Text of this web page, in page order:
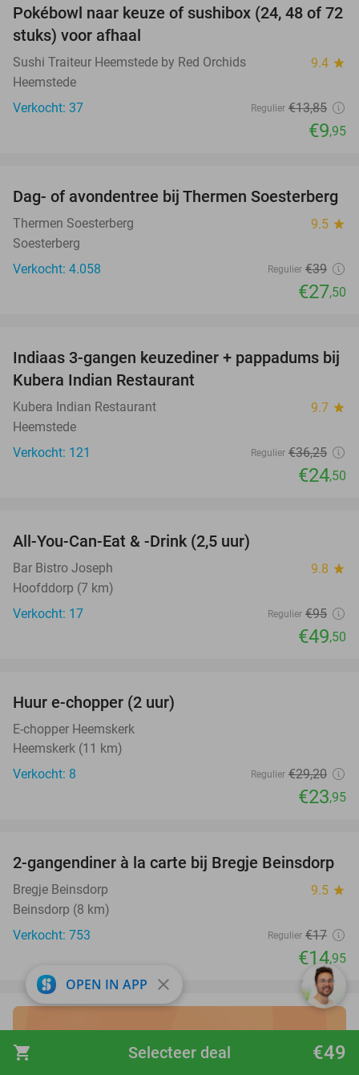
shopping_cart €49
Selecteer deal
28%
Pokébowl naar keuze of sushibox (24, 48 of 72
stuks) voor afhaal
Sushi Traiteur Heemstede by Red Orchids 9.4 star
Heemstede
Verkocht: 37
Regulier €13,85
€9,95
29%
Dag- of avondentree bij Thermen Soesterberg
Thermen Soesterberg 9.5 star
Soesterberg
Verkocht: 4.058
Regulier €39
€27,50
32%
Indiaas 3-gangen keuzediner + pappadums bij
Kubera Indian Restaurant
Kubera Indian Restaurant 9.7 star
Heemstede
Verkocht: 121
Regulier €36,25
€24,50
All-You-Can-Eat & -Drink (2,5 uur)
Bar Bistro Joseph 9.8 star
Hoofddorp (7 km)
Verkocht: 17
Regulier €95
€49,50
Huur e-chopper (2 uur)
E-chopper Heemskerk
Heemskerk (11 km)
Verkocht: 8
Regulier €29,20
€23,95
12%
2-gangendiner à la carte bij Bregje Beinsdorp
Bregje Beinsdorp 9.5 star
Beinsdorp (8 km)
Verkocht: 753
Regulier €17
€14,95
Ontdek de bestevakantie
OPEN IN APP close